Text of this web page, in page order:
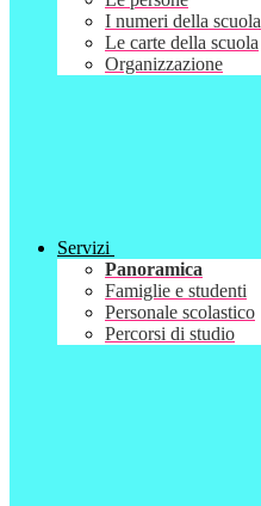
I numeri della scuola
Le carte della scuola
Organizzazione
Servizi
Panoramica
Famiglie e studenti
Personale scolastico
Percorsi di studio